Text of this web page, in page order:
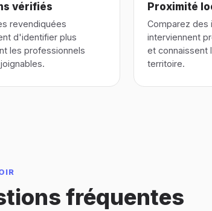
vérifiés
revendiquées
d'identifier plus
les professionnels
Proximité
Comparez des
interviennent
et connaissent
territoire.
fréquentes